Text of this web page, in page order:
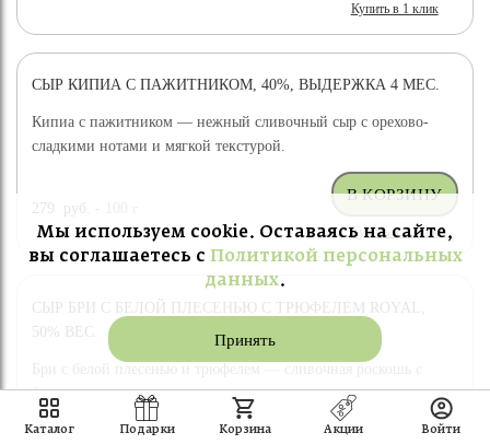
Купить в 1 клик
СЫР КИПИА С ПАЖИТНИКОМ, 40%, ВЫДЕРЖКА 4 МЕС.
Кипиа с пажитником — нежный сливочный сыр с орехово-
сладкими нотами и мягкой текстурой.
279 руб.
Купить в 1 клик
CЫР БРИ С БЕЛОЙ ПЛЕСЕНЬЮ С ТРЮФЕЛЕМ ROYAL,
50% ВЕС.
благородным ароматом.
Мы используем cookie. Оставаясь на сайте,
вы соглашаетесь с Политикой персональных
данных.
Принять
Каталог Подарки Корзина Акции Войти